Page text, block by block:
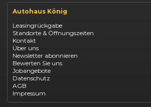
Renault Arkana Leasing
Renault Captur Leasing
Opel Astra leasen
Opel Mokka kaufen
Opel Grandland finanzieren
Opel Vivaro Gewerbeleasing
Fiat 500 finanzieren
Fiat Panda leasen
Dacia Duster finanzieren
Dacia Sandero kaufen
Dacia Jogger leasen
Jeep Compass leasen
Jeep Renegade finanzieren
Autohaus König
Leasingrückgabe
Standorte & Öffnungszeiten
Kontakt
Über uns
Newsletter abonnieren
Bewerten Sie uns
Jobangebote
Datenschutz
AGB
Impressum